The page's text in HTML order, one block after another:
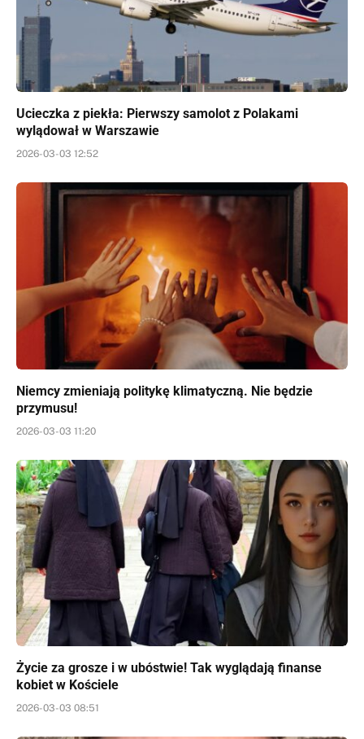
Ucieczka z piekła: Pierwszy samolot z Polakami
wylądował w Warszawie
2026-03-03 12:52
Niemcy zmieniają politykę klimatyczną. Nie będzie
przymusu!
2026-03-03 11:20
Życie za grosze i w ubóstwie! Tak wyglądają finanse
kobiet w Kościele
2026-03-03 08:51